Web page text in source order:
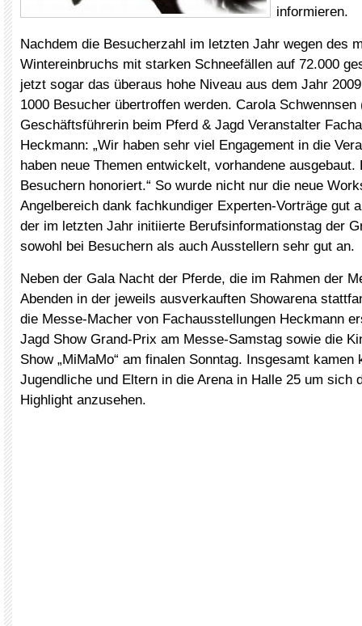
informieren.
Nachdem die Besucherzahl im letzten Jahr wegen des
Wintereinbruchs mit starken Schneefällen auf 72.000
jetzt sogar das überaus hohe Niveau aus dem Jahr
1000 Besucher übertroffen werden. Carola Schwennsen
Geschäftsführerin beim Pferd & Jagd Veranstalter
Heckmann: „Wir haben sehr viel Engagement in die
haben neue Themen entwickelt, vorhandene ausgebaut.
Besuchern honoriert.“ So wurde nicht nur die neue
Angelbereich dank fachkundiger Experten-Vorträge gut
der im letzten Jahr initiierte Berufsinformationstag der
sowohl bei Besuchern als auch Ausstellern sehr gut an.
Neben der Gala Nacht der Pferde, die im Rahmen der
Abenden in der jeweils ausverkauften Showarena
die Messe-Macher von Fachausstellungen Heckmann
Jagd Show Grand-Prix am Messe-Samstag sowie die
Show „MiMaMo“ am finalen Sonntag. Insgesamt kamen
Jugendliche und Eltern in die Arena in Halle 25 um sich
Highlight anzusehen.